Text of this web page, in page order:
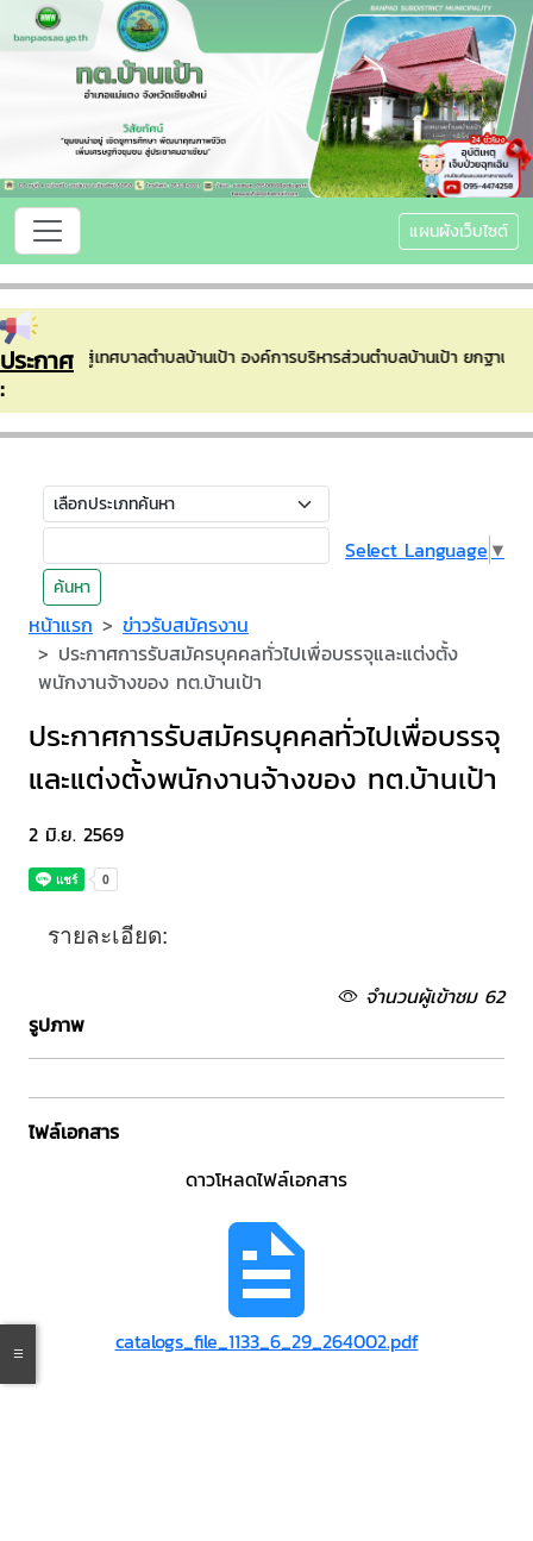
แผนผังเว็บไซต์
ประกาศ
:
อนรับเข้าสู่เทศบาลตำบลบ้านเป้า องค์การบริหารส่วนตำบลบ้านเป้า ยกฐาน
ค้นหา
Select Language ▼
หน้าแรก
ข่าวรับสมัครงาน
ประกาศการรับสมัครบุคคลทั่วไปเพื่อบรรจุและแต่งตั้ง
พนักงานจ้างของ ทต.บ้านเป้า
ประกาศการรับสมัครบุคคลทั่วไปเพื่อบรรจุ
และแต่งตั้งพนักงานจ้างของ ทต.บ้านเป้า
2 มิ.ย. 2569
รายละเอียด:
จำนวนผู้เข้าชม 62
รูปภาพ
ไฟล์เอกสาร
ดาวโหลดไฟล์เอกสาร
catalogs_file_1133_6_29_264002.pdf